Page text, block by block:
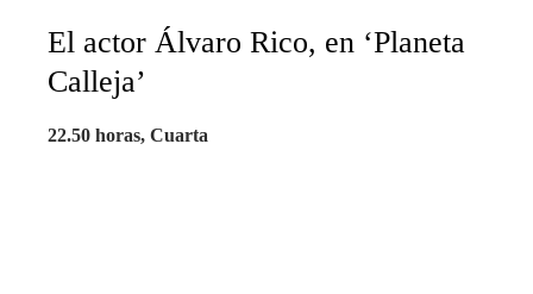
El actor Álvaro Rico, en ‘Planeta
Calleja’
22.50 horas, Cuarta